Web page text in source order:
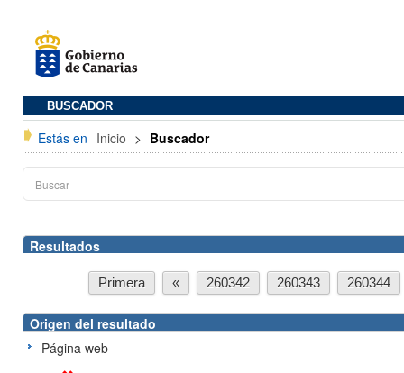
BUSCADOR
Estás en Inicio > Buscador
Resultados
Primera « 260342 260343 260344
Origen del resultado
Página web